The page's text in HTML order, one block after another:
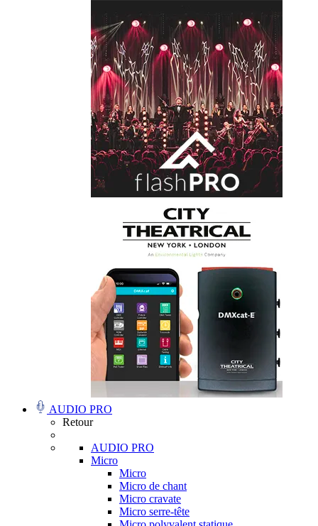
AUDIO PRO
Retour
AUDIO PRO
Micro
Micro
Micro de chant
Micro cravate
Micro serre-tête